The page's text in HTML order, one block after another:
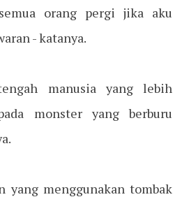
orang pergi jika aku
- katanya.
manusia yang lebih
monster yang berburu
yang menggunakan tombak